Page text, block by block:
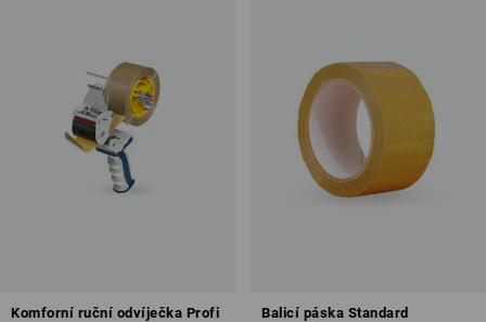
Komforní ruční odvíječka Profi Balicí páska Standard